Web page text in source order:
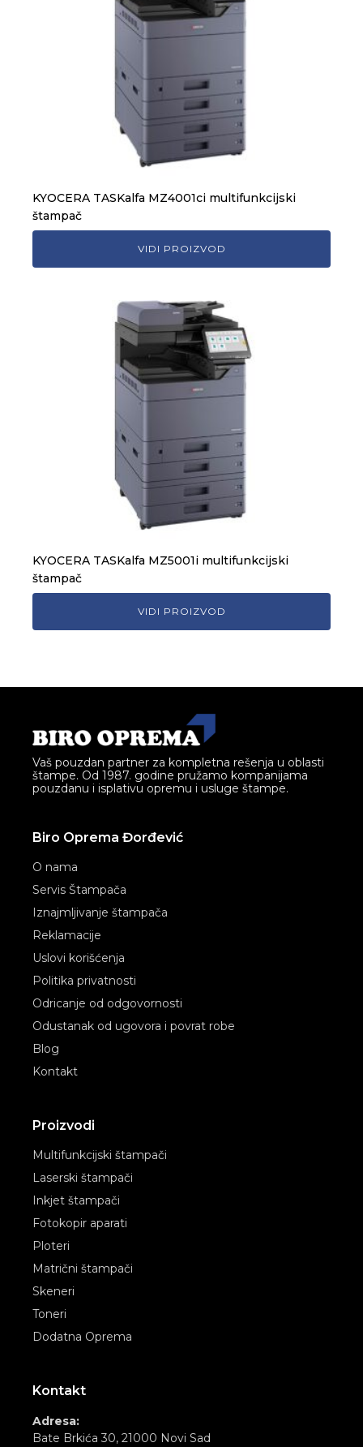
KYOCERA TASKalfa MZ4001ci multifunkcijski
štampač
VIDI PROIZVOD
KYOCERA TASKalfa MZ5001i multifunkcijski
štampač
VIDI PROIZVOD
Vaš pouzdan partner za kompletna rešenja u oblasti
štampe. Od 1987. godine pružamo kompanijama
pouzdanu i isplativu opremu i usluge štampe.
Biro Oprema Đorđević
O nama
Servis Štampača
Iznajmljivanje štampača
Reklamacije
Uslovi korišćenja
Politika privatnosti
Odricanje od odgovornosti
Odustanak od ugovora i povrat robe
Blog
Kontakt
Proizvodi
Multifunkcijski štampači
Laserski štampači
Inkjet štampači
Fotokopir aparati
Ploteri
Matrični štampači
Skeneri
Toneri
Dodatna Oprema
Kontakt
Adresa:
Bate Brkića 30, 21000 Novi Sad